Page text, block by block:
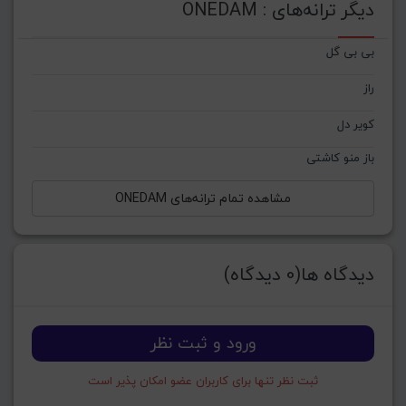
دیگر ترانه‌های : ONEDAM
بی بی گل
راز
کویر دل
باز منو کاشتی
مشاهده تمام ترانه‌های ONEDAM
دیدگاه ها(0 دیدگاه)
ورود و ثبت نظر
ثبت نظر تنها برای کاربران عضو امکان پذیر است